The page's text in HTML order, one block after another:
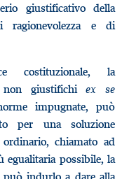
giustificativo della
ragionevolezza e di
costituzionale, la
non giustifichiex se
impugnate, può
per una soluzione
chiamato ad
egualitaria possibile, la
può indurlo a dare alla